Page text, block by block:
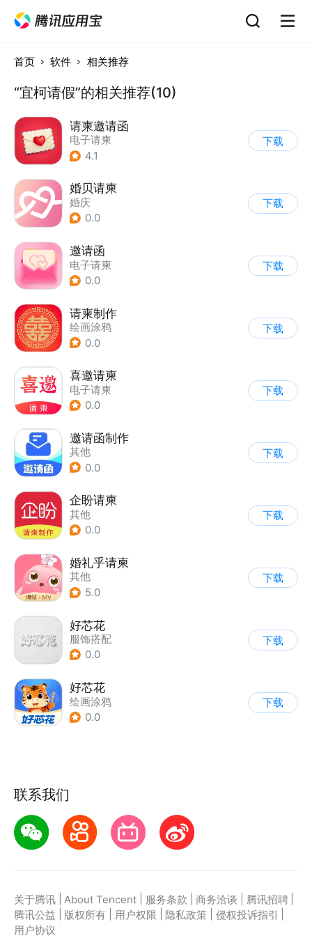
首页 软件 相关推荐
“宜柯请假”的相关推荐(10)
请柬邀请函
电子请柬
4.1
下载
婚贝请柬
婚庆
0.0
下载
邀请函
电子请柬
0.0
下载
请柬制作
绘画涂鸦
0.0
下载
喜邀请柬
电子请柬
0.0
下载
邀请函制作
其他
0.0
下载
企盼请柬
其他
0.0
下载
婚礼乎请柬
其他
5.0
下载
好芯花
服饰搭配
0.0
下载
好芯花
绘画涂鸦
0.0
下载
联系我们
关于腾讯 About Tencent 服务条款 商务洽谈 腾讯招聘
腾讯公益
版权所有 用户权限 隐私政策 侵权投诉指引
用户协议